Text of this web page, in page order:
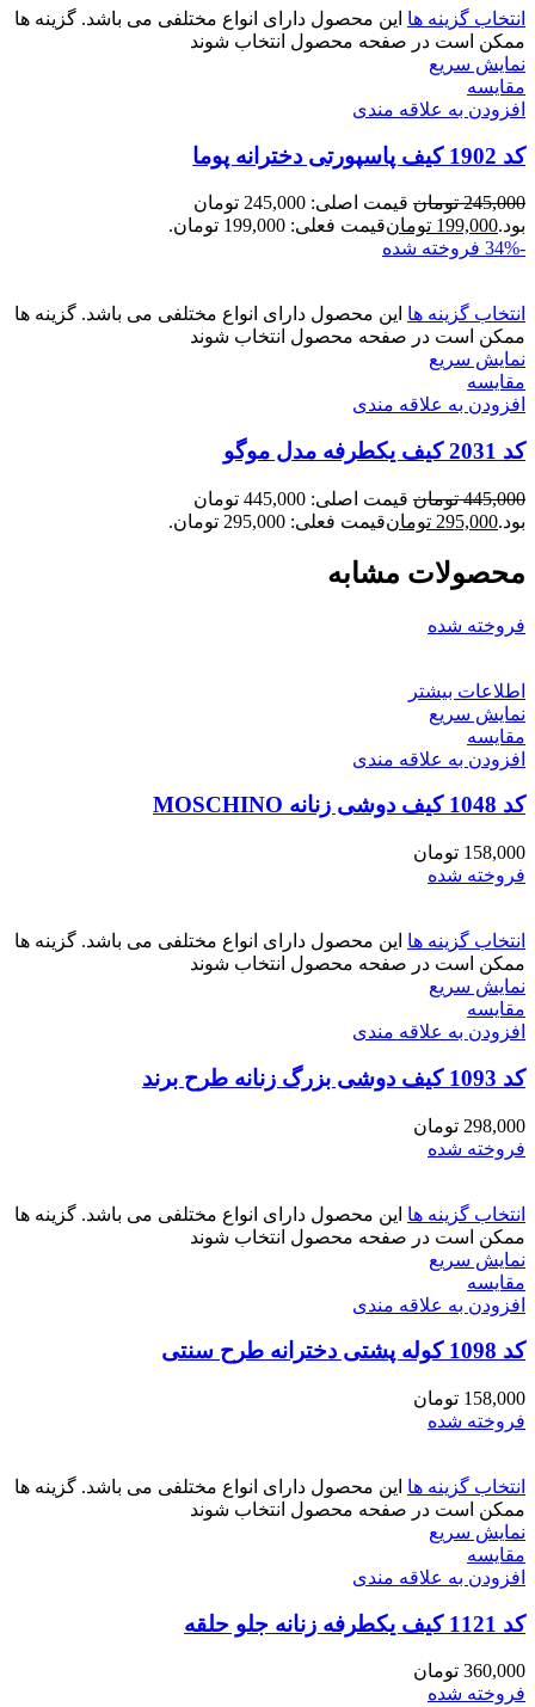
انتخاب گزینه ها این محصول دارای انواع مختلفی می باشد. گزینه ها
ممکن است در صفحه محصول انتخاب شوند
نمایش سریع
مقايسه
افزودن به علاقه مندی
کد 1902 کیف پاسپورتی دخترانه پوما
245,000 تومان
قیمت اصلی: 245,000 تومان
بود.199,000 تومانقیمت فعلی: 199,000 تومان.
-34%
فروخته شده
انتخاب گزینه ها این محصول دارای انواع مختلفی می باشد. گزینه ها
ممکن است در صفحه محصول انتخاب شوند
نمایش سریع
مقايسه
افزودن به علاقه مندی
کد 2031 کیف یکطرفه مدل موگو
445,000 تومان
قیمت اصلی: 445,000 تومان
بود.295,000 تومانقیمت فعلی: 295,000 تومان.
محصولات مشابه
فروخته شده
اطلاعات بیشتر
نمایش سریع
مقايسه
افزودن به علاقه مندی
کد 1048 کیف دوشی زنانه MOSCHINO
158,000 تومان
فروخته شده
انتخاب گزینه ها این محصول دارای انواع مختلفی می باشد. گزینه ها
ممکن است در صفحه محصول انتخاب شوند
نمایش سریع
مقايسه
افزودن به علاقه مندی
کد 1093 کیف دوشی بزرگ زنانه طرح برند
298,000 تومان
فروخته شده
انتخاب گزینه ها این محصول دارای انواع مختلفی می باشد. گزینه ها
ممکن است در صفحه محصول انتخاب شوند
نمایش سریع
مقايسه
افزودن به علاقه مندی
کد 1098 کوله پشتی دخترانه طرح سنتی
158,000 تومان
فروخته شده
انتخاب گزینه ها این محصول دارای انواع مختلفی می باشد. گزینه ها
ممکن است در صفحه محصول انتخاب شوند
نمایش سریع
مقايسه
افزودن به علاقه مندی
کد 1121 کیف یکطرفه زنانه جلو حلقه
360,000 تومان
فروخته شده